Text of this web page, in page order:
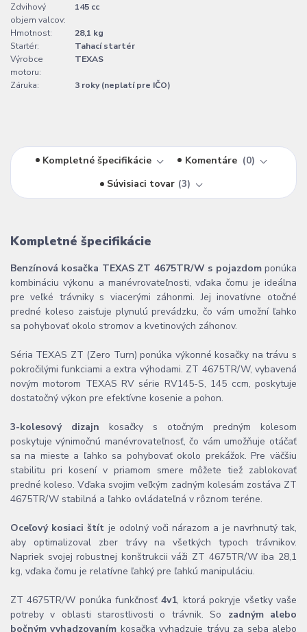
Zdvihový
objem valcov:
145 cc
Hmotnost:
28,1 kg
Startér:
Tahací startér
Výrobce
motoru:
TEXAS
Záruka: 3 roky (neplatí pre IČO)
Kompletné špecifikácie Komentáre
0
Súvisiaci tovar 3
Kompletné špecifikácie
Benzínová kosačka TEXAS ZT 4675TR/W s pojazdomponúka
kombináciu výkonu a manévrovateľnosti, vďaka čomu je ideálna
pre veľké trávniky s viacerými záhonmi. Jej inovatívne otočné
predné koleso zaisťuje plynulú prevádzku, čo vám umožní ľahko
sa pohybovať okolo stromov a kvetinových záhonov.
Séria TEXAS ZT (Zero Turn) ponúka výkonné kosačky na trávu s
pokročilými funkciami a extra výhodami. ZT 4675TR/W, vybavená
novým motorom TEXAS RV série RV145-S, 145 ccm, poskytuje
dostatočný výkon pre efektívne kosenie a pohon.
3-kolesový dizajn kosačky s otočným predným kolesom
poskytuje výnimočnú manévrovateľnosť, čo vám umožňuje otáčať
sa na mieste a ľahko sa pohybovať okolo prekážok. Pre väčšiu
stabilitu pri kosení v priamom smere môžete tiež zablokovať
predné koleso. Vďaka svojim veľkým zadným kolesám zostáva ZT
4675TR/W stabilná a ľahko ovládateľná v rôznom teréne.
Oceľový kosiaci štít je odolný voči nárazom a je navrhnutý tak,
aby optimalizoval zber trávy na všetkých typoch trávnikov.
Napriek svojej robustnej konštrukcii váži ZT 4675TR/W iba 28,1
kg, vďaka čomu je relatívne ľahký pre ľahkú manipuláciu.
ZT 4675TR/W ponúka funkčnosť4v1, ktorá pokryje všetky vaše
potreby v oblasti starostlivosti o trávnik. So zadným alebo
bočným vyhadzovaním kosačka vyhadzuje trávu za seba alebo